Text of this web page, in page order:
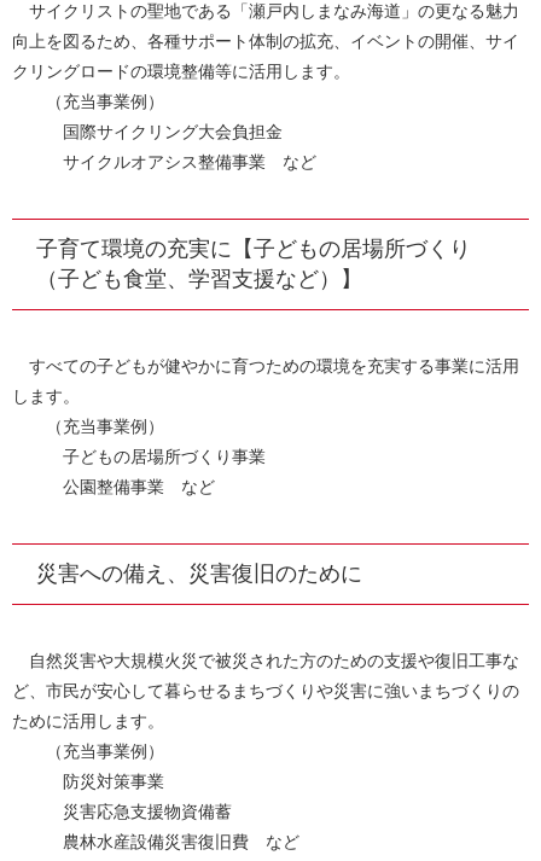
サイクリストの聖地である「瀬戸内しまなみ海道」の更なる魅力
向上を図るため、各種サポート体制の拡充、イベントの開催、サイ
クリングロードの環境整備等に活用します。
（充当事業例）
国際サイクリング大会負担金
サイクルオアシス整備事業 など
子育て環境の充実に【子どもの居場所づくり
（子ども食堂、学習支援など）】
すべての子どもが健やかに育つための環境を充実する事業に活用
します。
（充当事業例）
子どもの居場所づくり事業
公園整備事業 など
災害への備え、災害復旧のために
自然災害や大規模火災で被災された方のための支援や復旧工事な
ど、市民が安心して暮らせるまちづくりや災害に強いまちづくりの
ために活用します。
（充当事業例）
防災対策事業
災害応急支援物資備蓄
農林水産設備災害復旧費 など